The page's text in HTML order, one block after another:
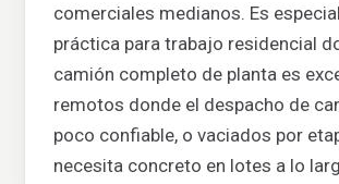
comerciales medianos. Es
práctica para trabajo residencial
camión completo de planta es
remotos donde el despacho de
poco confiable, o vaciados por
necesita concreto en lotes a lo